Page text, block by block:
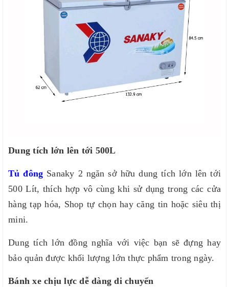
Dung tích lớn lên tới 500L
Tủ đông Sanaky 2 ngăn sở hữu dung tích lớn lên tới
500 Lít, thích hợp vô cùng khi sử dụng trong các cửa
hàng tạp hóa, Shop tự chọn hay căng tin hoặc siêu thị
mini.
Dung tích lớn đồng nghĩa với việc bạn sẽ đựng hay
bảo quản được khối lượng lớn thực phẩm trong ngày.
Bánh xe chịu lực dễ dàng di chuyển